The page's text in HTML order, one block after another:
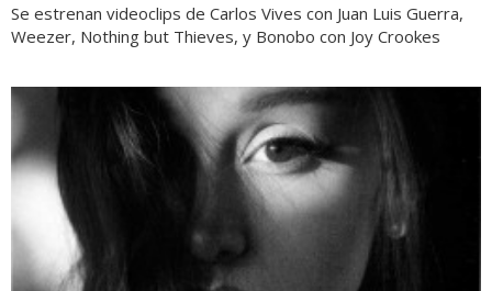
Se estrenan videoclips de Carlos Vives con Juan Luis Guerra,
Weezer, Nothing but Thieves, y Bonobo con Joy Crookes